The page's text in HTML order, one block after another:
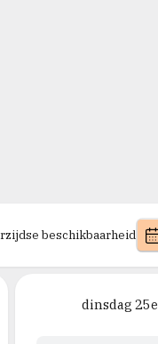
beschikbaarheid
dinsdag 25e